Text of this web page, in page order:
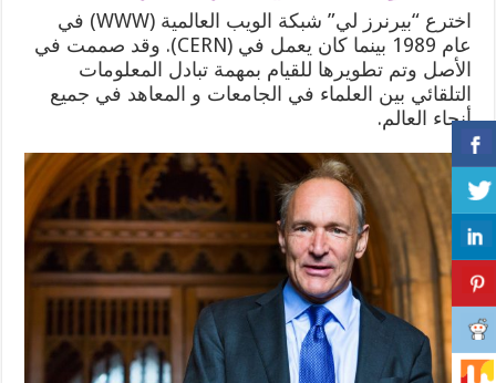
اخترع “بيرنرز لي” شبكة الويب العالمية (WWW) في
عام 1989 بينما كان يعمل في (CERN). وقد صممت في
الأصل وتم تطويرها للقيام بمهمة تبادل المعلومات
التلقائي بين العلماء في الجامعات و المعاهد في جميع
أنحاء العالم.